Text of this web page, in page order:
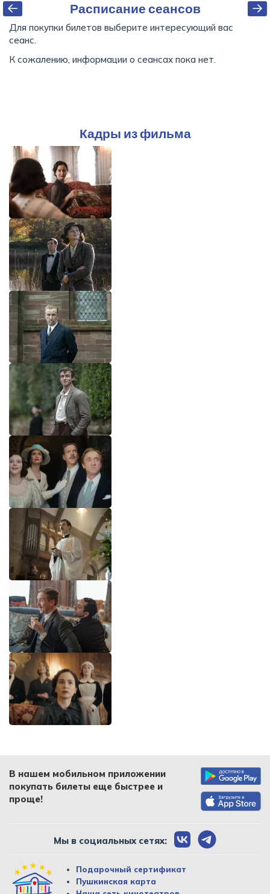
Расписание сеансов
Для покупки билетов выберите интересующий вас
сеанс.
К сожалению, информации о сеансах пока нет.
Кадры из фильма
В нашем мобильном приложении
покупать билеты еще быстрее и
проще!
Мы в социальных сетях:
Подарочный сертификат
Пушкинская карта